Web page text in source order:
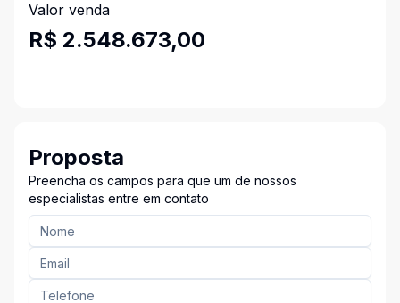
Valor venda
R$ 2.548.673,00
Proposta
Preencha os campos para que um de nossos
especialistas entre em contato